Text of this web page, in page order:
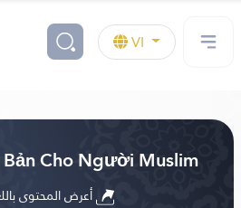
VI
Cho Người Muslim